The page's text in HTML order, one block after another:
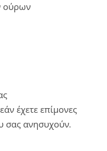
ούρων
έχετε επίμονες
σας ανησυχούν.